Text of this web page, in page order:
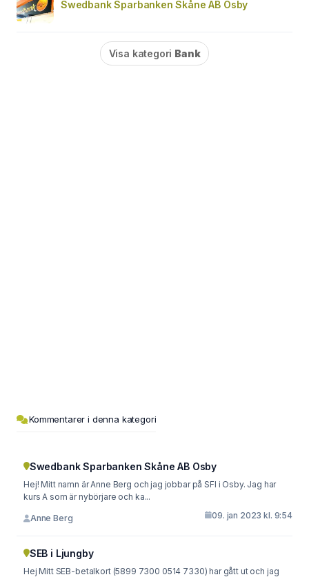
Swedbank Sparbanken Skåne AB Osby
Visa kategori Bank
Kommentarer i denna kategori
Swedbank Sparbanken Skåne AB Osby
Hej! Mitt namn är Anne Berg och jag jobbar på SFI i Osby. Jag har
kurs A som är nybörjare och ka...
Anne Berg 09. jan 2023 kl. 9:54
SEB i Ljungby
Hej Mitt SEB-betalkort (5899 7300 0514 7330) har gått ut och jag